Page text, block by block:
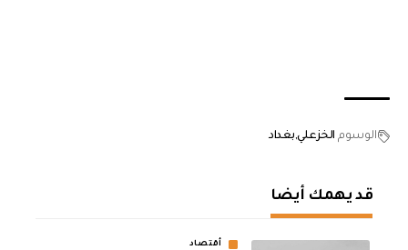
الوسوم الخزعلي بغداد
قد يهمك أيضا
أقتصاد